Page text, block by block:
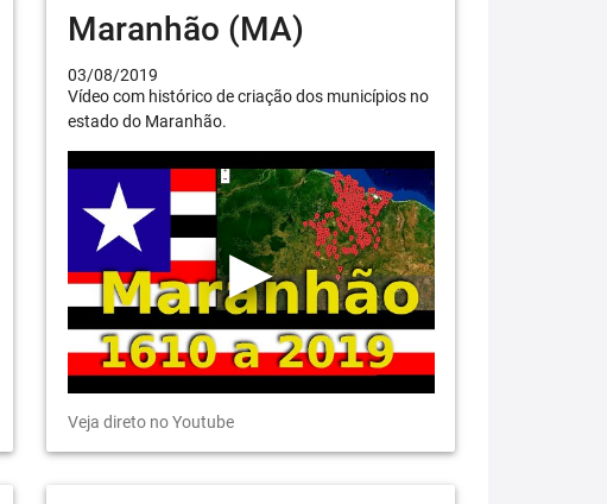
Maranhão (MA)
03/08/2019
Vídeo com histórico de criação dos municípios no
estado do Maranhão.
Veja direto no Youtube